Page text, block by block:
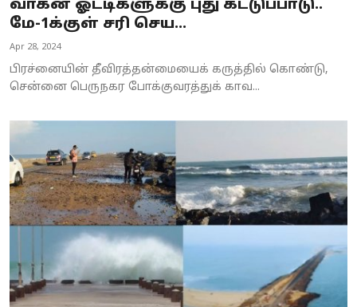
வாகன ஓட்டிகளுக்கு புது கட்டுப்பாடு..
மே-1க்குள் சரி செய...
Apr 28, 2024
பிரச்னையின் தீவிரத்தன்மையைக் கருத்தில் கொண்டு,
சென்னை பெருநகர போக்குவரத்துக் காவ...